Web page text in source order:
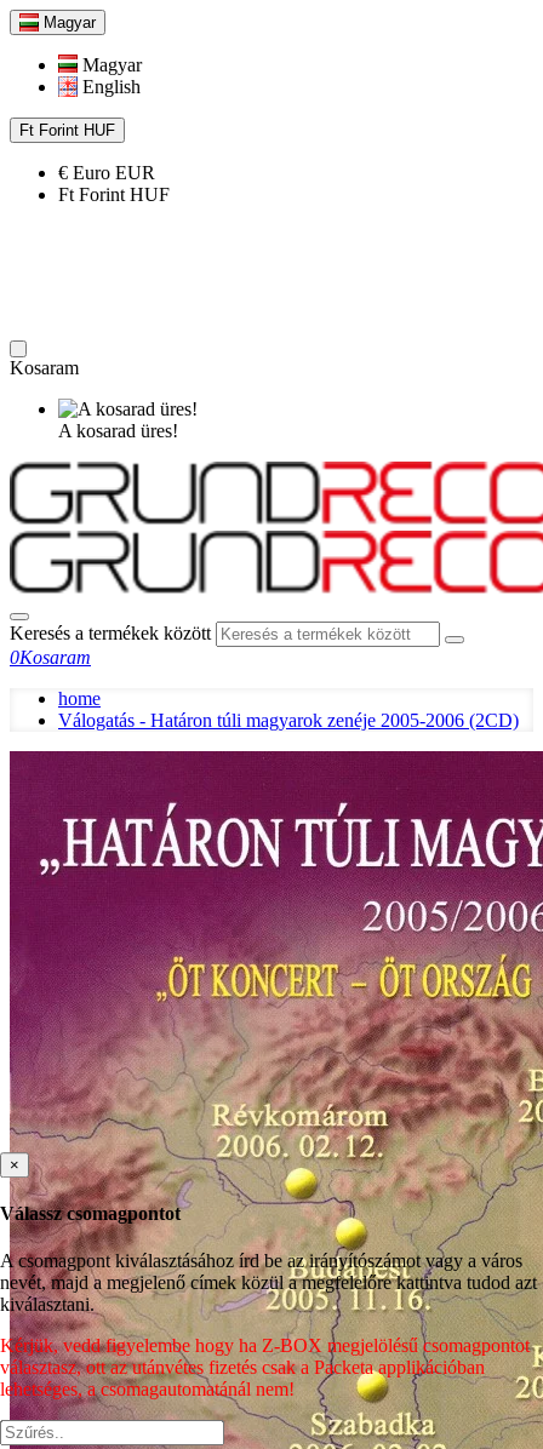
Magyar
Magyar
English
Ft Forint HUF
€ Euro EUR
Ft Forint HUF
Kosaram
A kosarad üres!
Keresés a termékek között
0Kosaram
home
Válogatás - Határon túli magyarok zenéje 2005-2006 (2CD)
×
Válassz csomagpontot
A csomagpont kiválasztásához írd be az irányítószámot vagy a város
nevét, majd a megjelenő címek közül a megfelelőre kattintva tudod azt
kiválasztani.
Kérjük, vedd figyelembe hogy ha Z-BOX megjelölésű csomagpontot
választasz, ott az utánvétes fizetés csak a Packeta applikációban
lehetséges, a csomagautomatánál nem!